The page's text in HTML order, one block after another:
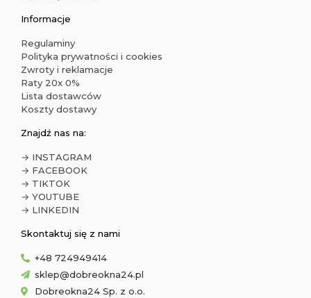
Informacje
Regulaminy
Polityka prywatności i cookies
Zwroty i reklamacje
Raty 20x 0%
Lista dostawców
Koszty dostawy
Znajdź nas na:
→ INSTAGRAM
→ FACEBOOK
→ TIKTOK
→ YOUTUBE
→ LINKEDIN
Skontaktuj się z nami
+48 724949414
sklep@dobreokna24.pl
Dobreokna24 Sp. z o.o.